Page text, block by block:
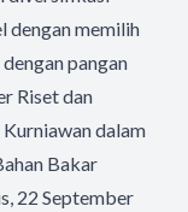
dengan memilih
pangan
Riset dan
dalam
Bakar
22 September